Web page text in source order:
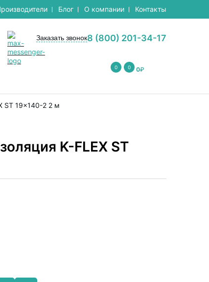
Блог О компании Контакты
8 (800) 201-34-17
Заказать звонок
0 0 0₽
ST 19x140-2 2 м
K-FLEX ST